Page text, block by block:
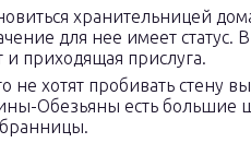
хранительницей
для нее имеет статус.
приходящая прислуга.
не хотят пробивать стену
Обезьяны есть большие